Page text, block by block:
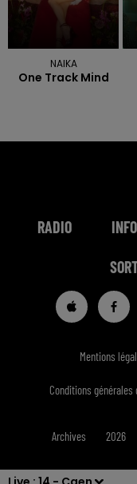
NAIKA
One Track Mind
RADIO
Mentions
Conditions
Archives 2026